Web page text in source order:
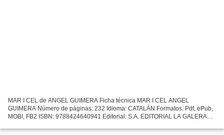
MAR I CEL de ANGEL GUIMERA Ficha técnica MAR I CEL ANGEL
GUIMERA Número de páginas: 232 Idioma: CATALÁN Formatos: Pdf, ePub,
MOBI, FB2 ISBN: 9788424640941 Editorial: S.A. EDITORIAL LA GALERA